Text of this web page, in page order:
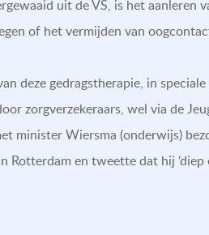
uit de VS, is het aanleren
of het vermijden van
deze gedragstherapie, in
zorgverzekeraars, wel via de
minister Wiersma (onderwijs)
en tweette dat hij ‘diep